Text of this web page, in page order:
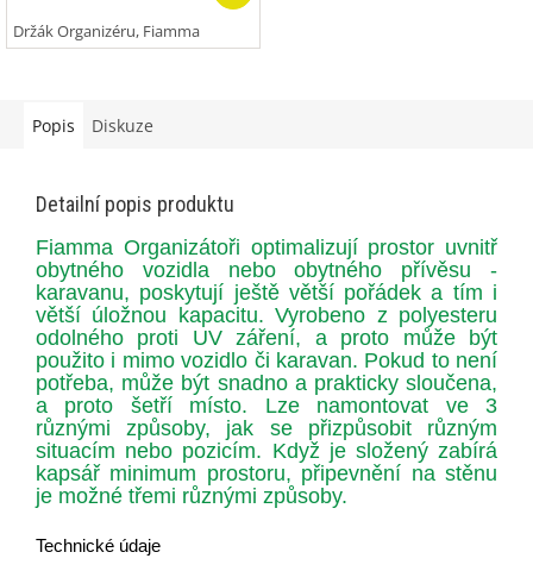
Držák Organizéru, Fiamma
Popis Diskuze
Detailní popis produktu
Fiamma Organizátoři optimalizují prostor uvnitř
obytného vozidla nebo obytného přívěsu -
karavanu, poskytují ještě větší pořádek a tím i
větší úložnou kapacitu. Vyrobeno z polyesteru
odolného proti UV záření, a proto může být
použito i mimo vozidlo či karavan. Pokud to není
potřeba, může být snadno a prakticky sloučena,
a proto šetří místo. Lze namontovat ve 3
různými způsoby, jak se přizpůsobit různým
situacím nebo pozicím. Když je složený zabírá
kapsář minimum prostoru, připevnění na stěnu
je možné třemi různými způsoby.
Technické údaje